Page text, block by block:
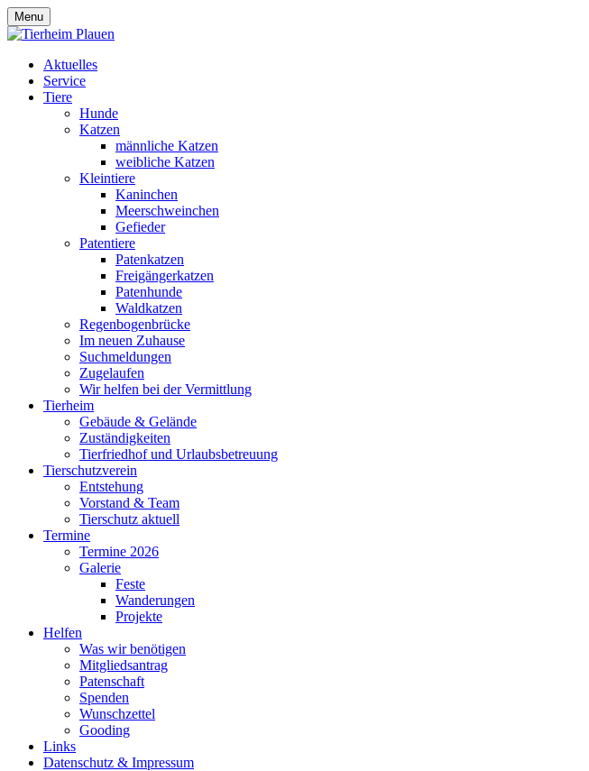
Menu
Aktuelles
Service
Tiere
Hunde
Katzen
männliche Katzen
weibliche Katzen
Kleintiere
Kaninchen
Meerschweinchen
Gefieder
Patentiere
Patenkatzen
Freigängerkatzen
Patenhunde
Waldkatzen
Regenbogenbrücke
Im neuen Zuhause
Suchmeldungen
Zugelaufen
Wir helfen bei der Vermittlung
Tierheim
Gebäude & Gelände
Zuständigkeiten
Tierfriedhof und Urlaubsbetreuung
Tierschutzverein
Entstehung
Vorstand & Team
Tierschutz aktuell
Termine
Termine 2026
Galerie
Feste
Wanderungen
Projekte
Helfen
Was wir benötigen
Mitgliedsantrag
Patenschaft
Spenden
Wunschzettel
Gooding
Links
Datenschutz & Impressum